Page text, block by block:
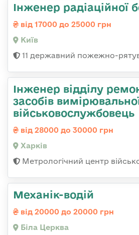
Інженер радіаційної
від 17000 до 25000 грн
Київ
11 державний пожежно-
Інженер відділу
засобів
військовослужбовець
від 28000 до 30000 грн
Харків
Метрологічний центр
Механік-водій
від 20000 до 20000 грн
Біла Церква